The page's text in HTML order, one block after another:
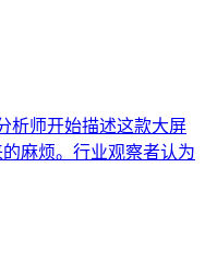
析师开始描述这款大屏
麻烦。行业观察者认为